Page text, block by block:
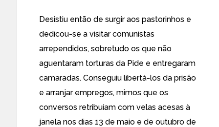
Desistiu então de surgir aos pastorinhos e
dedicou-se a visitar comunistas
arrependidos, sobretudo os que não
aguentaram torturas da Pide e entregaram
camaradas. Conseguiu libertá-los da prisão
e arranjar empregos, mimos que os
conversos retribuíam com velas acesas à
janela nos dias 13 de maio e de outubro de